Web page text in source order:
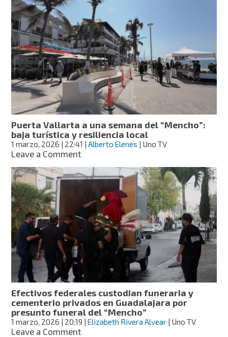
podría
ser
sepultado
el
“Mencho”
en
Zapopan,
Jalisco?
Puerta Vallarta a una semana del “Mencho”:
baja turística y resiliencia local
1 marzo, 2026 | 22:41 |Alberto Elenes | Uno TV
Leave a Commenton
Vallarta
a
semana
del
“Mencho”:
baja
turística
y
resiliencia
local
Efectivos federales custodian funeraria y
cementerio privados en Guadalajara por
presunto funeral del “Mencho”
1 marzo, 2026 | 20:19 |Elizabeth Rivera Alvear | Uno TV
Leave a Commenton